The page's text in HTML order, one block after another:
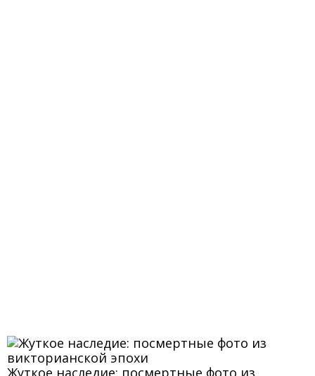
Жуткое наследие: посмертные фото из